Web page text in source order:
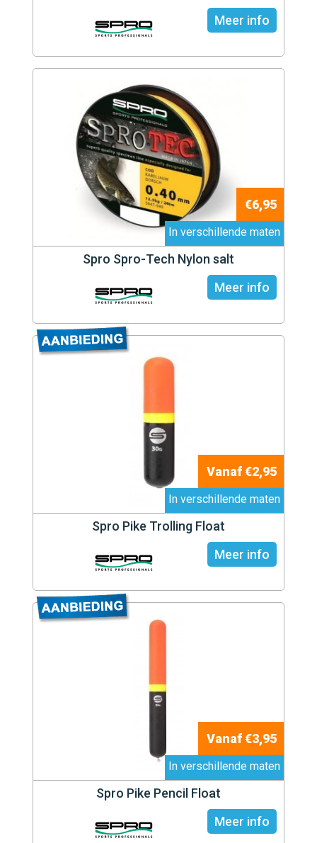
Meer info
In verschillende maten
€6,95
Spro Spro-Tech Nylon salt
Meer info
In verschillende maten
Vanaf €2,95
Spro Pike Trolling Float
Meer info
In verschillende maten
Vanaf €3,95
Spro Pike Pencil Float
Meer info